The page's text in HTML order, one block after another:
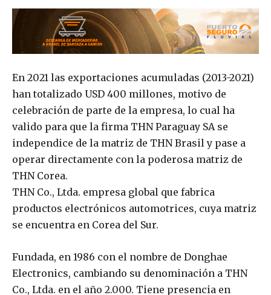
En 2021 las exportaciones acumuladas (2013-2021)
han totalizado USD 400 millones, motivo de
celebración de parte de la empresa, lo cual ha
valido para que la firma THN Paraguay SA se
independice de la matriz de THN Brasil y pase a
operar directamente con la poderosa matriz de
THN Corea.
THN Co., Ltda. empresa global que fabrica
productos electrónicos automotrices, cuya matriz
se encuentra en Corea del Sur.
Fundada, en 1986 con el nombre de Donghae
Electronics, cambiando su denominación a THN
Co., Ltda. en el año 2.000. Tiene presencia en